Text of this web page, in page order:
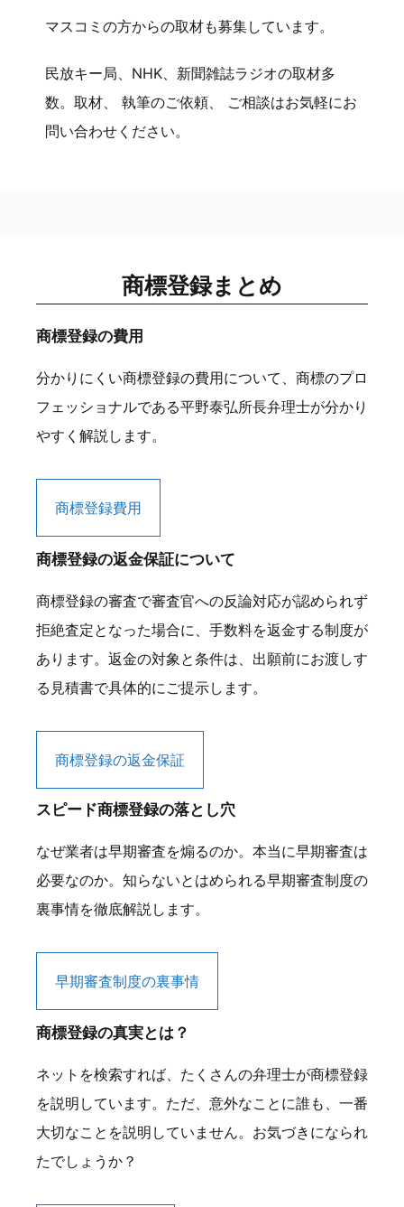
マスコミの方からの取材も募集しています。
民放キー局、NHK、新聞雑誌ラジオの取材多
数。取材、 執筆のご依頼、 ご相談はお気軽にお
問い合わせください。
商標登録まとめ
商標登録の費用
分かりにくい商標登録の費用について、商標のプロ
フェッショナルである平野泰弘所長弁理士が分かり
やすく解説します。
商標登録費用
商標登録の返金保証について
商標登録の審査で審査官への反論対応が認められず
拒絶査定となった場合に、手数料を返金する制度が
あります。返金の対象と条件は、出願前にお渡しす
る見積書で具体的にご提示します。
商標登録の返金保証
スピード商標登録の落とし穴
なぜ業者は早期審査を煽るのか。本当に早期審査は
必要なのか。知らないとはめられる早期審査制度の
裏事情を徹底解説します。
早期審査制度の裏事情
商標登録の真実とは？
ネットを検索すれば、たくさんの弁理士が商標登録
を説明しています。ただ、意外なことに誰も、一番
大切なことを説明していません。お気づきになられ
たでしょうか？